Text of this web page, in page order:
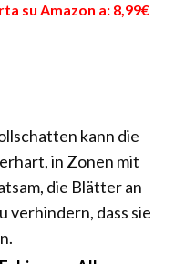
su Amazon a: 8,99€
kann die
in Zonen mit
die Blätter an
verhindern, dass sie